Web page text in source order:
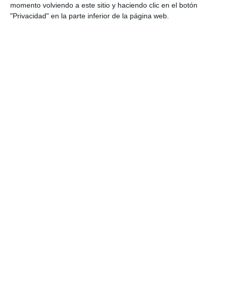
momento volviendo a este sitio y haciendo clic en el botón
"Privacidad" en la parte inferior de la página web.